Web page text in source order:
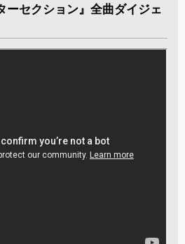
ーセクション』全曲ダイジェ